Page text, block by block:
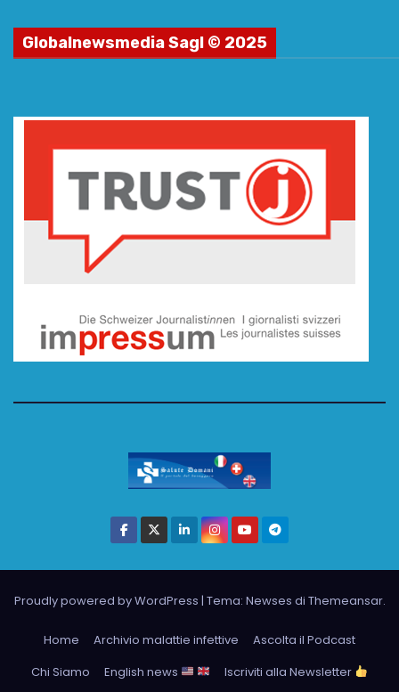
Globalnewsmedia Sagl © 2025
Proudly powered by WordPress | Tema: Newses di Themeansar.
Home Archivio malattie infettive
Ascolta il Podcast
Chi Siamo
English news
Iscriviti alla Newsletter